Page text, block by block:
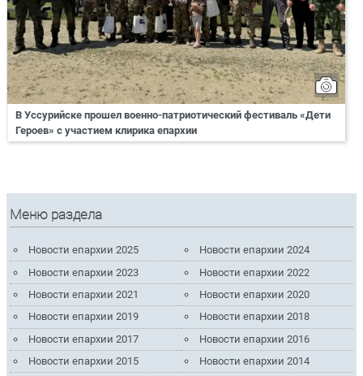
В Уссурийске прошел военно-патриотический фестиваль «Дети
Героев» с участием клирика епархии
Меню раздела
Новости епархии 2025
Новости епархии 2024
Новости епархии 2023
Новости епархии 2022
Новости епархии 2021
Новости епархии 2020
Новости епархии 2019
Новости епархии 2018
Новости епархии 2017
Новости епархии 2016
Новости епархии 2015
Новости епархии 2014